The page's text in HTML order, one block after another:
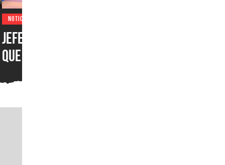
NOTICIAS
Jefe de Take-Two asegura
que el estreno de GTA VI en
tienen mucho sentido para